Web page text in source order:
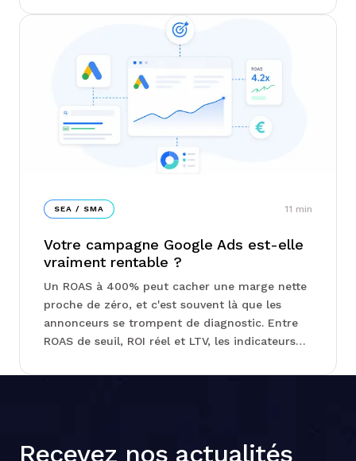
des annonceurs se resserrent autour de
quelques leviers bien précis. Chez Junto, on
vous explique lesquels comptent vraiment, et
pourquoi certains formats surperforment
nettement les autres...
SEA / SMA 11 min
Votre campagne Google Ads est-elle
vraiment rentable ?
Un ROAS à 400% peut cacher une marge nette
proche de zéro, et c'est souvent là que les
annonceurs se trompent de diagnostic. Entre
ROAS de seuil, ROI réel et LTV, les indicateurs
regarde en premier. Chez Junto, on vous
d'affaires...
Recevez nos actualités